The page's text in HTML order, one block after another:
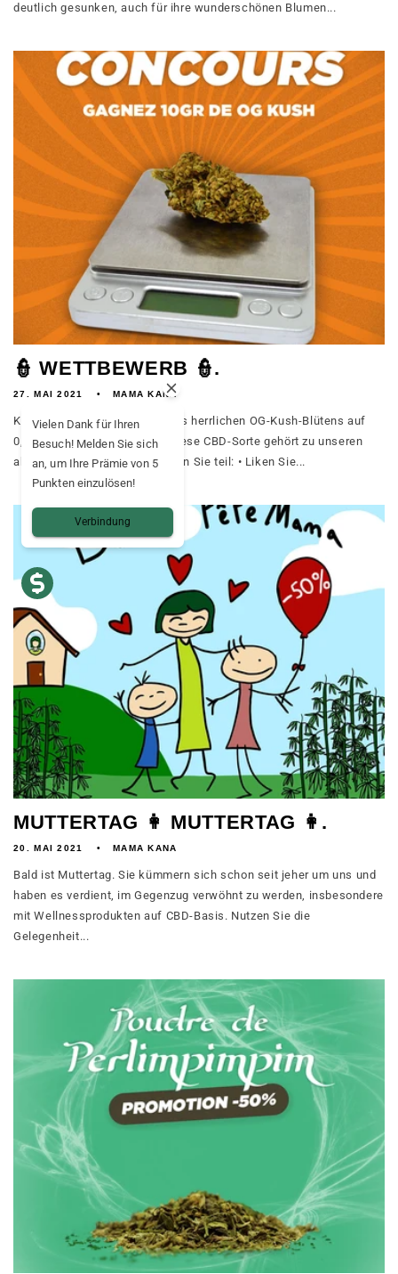
deutlich gesunken, auch für ihre wunderschönen Blumen...
👮 WETTBEWERB 👮.
27. MAI 2021 MAMA KANA
Können Sie das Gewicht dieses herrlichen OG-Kush-Blütens auf
0,01 Gramm genau erraten? Diese CBD-Sorte gehört zu unseren
absoluten Favoriten. So nehmen Sie teil: • Liken Sie...
MUTTERTAG 👩 MUTTERTAG 👩.
20. MAI 2021 MAMA KANA
Bald ist Muttertag. Sie kümmern sich schon seit jeher um uns und
haben es verdient, im Gegenzug verwöhnt zu werden, insbesondere
mit Wellnessprodukten auf CBD-Basis. Nutzen Sie die
Gelegenheit...
Vielen Dank für Ihren
Besuch! Melden Sie sich
an, um Ihre Prämie von 5
Punkten einzulösen!
Verbindung